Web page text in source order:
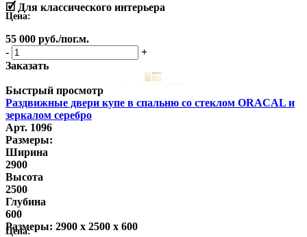
🗹 Для классического интерьера
Цена:
55 000 руб./пог.м.
-
+
Заказать
Быстрый просмотр
Раздвижные двери купе в спальню со стеклом ORACAL и
зеркалом серебро
Арт. 1096
Размеры:
Ширина
2900
Высота
2500
Глубина
600
Размеры: 2900 x 2500 x 600
Цена: